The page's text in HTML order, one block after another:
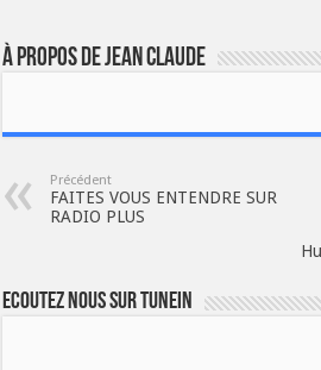
À propos de JEAN CLAUDE
Précédent
FAITES VOUS ENTENDRE SUR
RADIO PLUS
Ecoutez nous sur TuneIn